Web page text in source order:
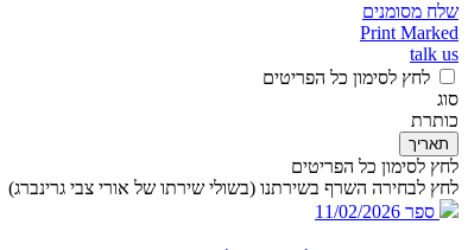
שלח מסומנים
Print Marked
talk us
לחץ לסימון כל הפריטים
סוג
כותרת
תאריך
לחץ לסימון כל הפריטים
לחץ לבחירה השרף בשירתנו (בשולי שירתו של אורי צבי גרינברג)
ספר 11/02/2026